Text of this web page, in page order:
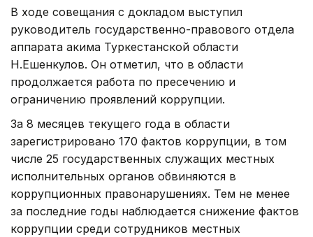
В ходе совещания с докладом выступил
руководитель государственно-правового отдела
аппарата акима Туркестанской области
Н.Ешенкулов. Он отметил, что в области
продолжается работа по пресечению и
ограничению проявлений коррупции.
За 8 месяцев текущего года в области
зарегистрировано 170 фактов коррупции, в том
числе 25 государственных служащих местных
исполнительных органов обвиняются в
коррупционных правонарушениях. Тем не менее
за последние годы наблюдается снижение фактов
коррупции среди сотрудников местных